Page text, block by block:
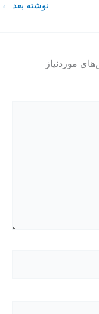
نوشته بعد ←
موردنیاز